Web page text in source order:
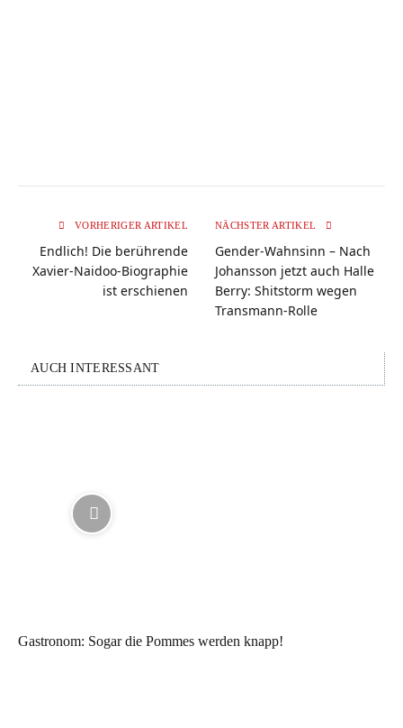
VORHERIGER ARTIKEL
Endlich! Die berührende
Xavier-Naidoo-Biographie
ist erschienen
NÄCHSTER ARTIKEL
Gender-Wahnsinn – Nach
Johansson jetzt auch Halle
Berry: Shitstorm wegen
Transmann-Rolle
AUCH INTERESSANT
Gastronom: Sogar die Pommes werden knapp!